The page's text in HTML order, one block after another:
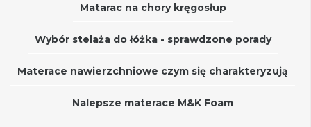
Matarac na chory kręgosłup
Wybór stelaża do łóżka - sprawdzone porady
Materace nawierzchniowe czym się charakteryzują
Nalepsze materace M&K Foam